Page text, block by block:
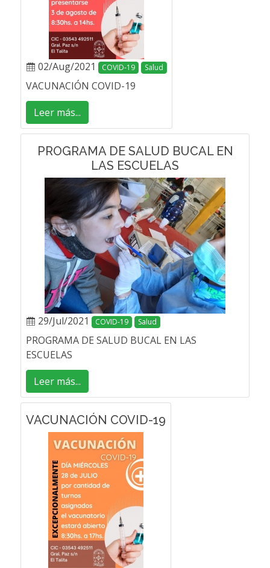
02/Aug/2021 COVID-19 Salud
VACUNACIÓN COVID-19
Leer más...
PROGRAMA DE SALUD BUCAL EN
LAS ESCUELAS
29/Jul/2021 COVID-19 Salud
PROGRAMA DE SALUD BUCAL EN LAS
ESCUELAS
Leer más...
VACUNACIÓN COVID-19